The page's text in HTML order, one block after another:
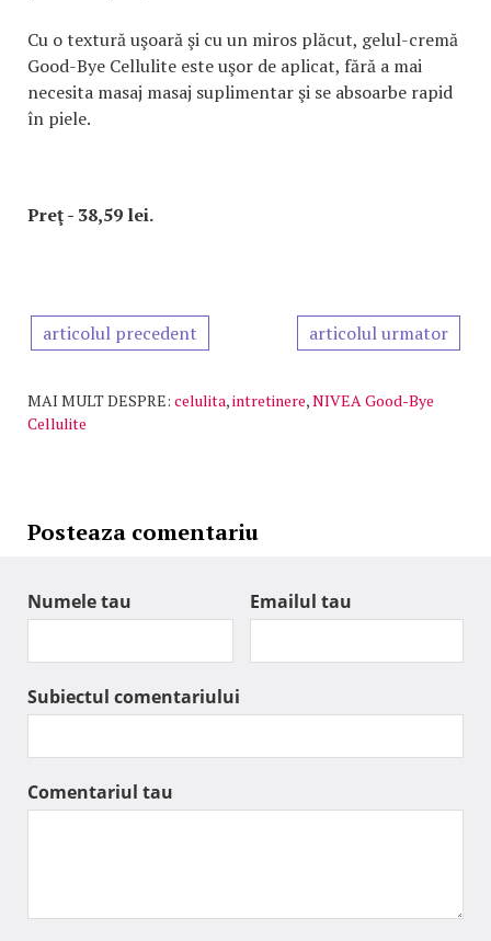
Cu o textură uşoară şi cu un miros plăcut, gelul-cremă
Good-Bye Cellulite este uşor de aplicat, fără a mai
necesita masaj masaj suplimentar şi se absoarbe rapid
în piele.
Preţ - 38,59 lei.
articolul precedent articolul urmator
MAI MULT DESPRE: celulita,intretinere,NIVEA Good-Bye
Cellulite
Posteaza comentariu
Numele tau Emailul tau
Subiectul comentariului
Comentariul tau